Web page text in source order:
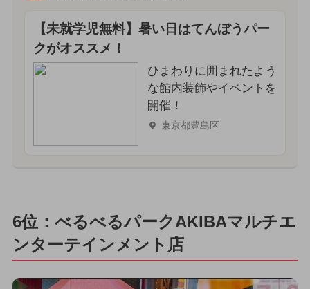
【未就学児無料】暑い日はてんぼうパー
クがオススメ！
ひまわりに囲まれたよう
な館内装飾やイベントを
開催！
東京都豊島区
6位：べるべるパークAKIBAマルチエ
ンターテインメント店